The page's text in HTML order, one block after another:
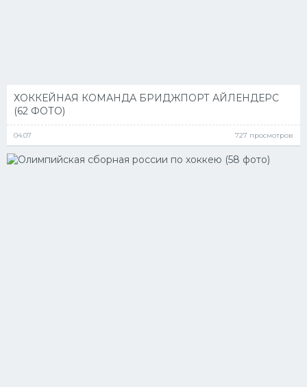
ХОККЕЙНАЯ КОМАНДА БРИДЖПОРТ АЙЛЕНДЕРС
(62 ФОТО)
04.07 727 просмотров